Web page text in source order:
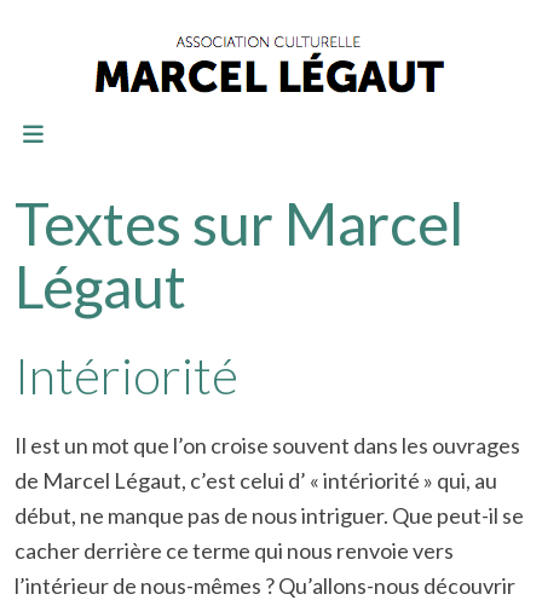
Textes sur Marcel
Légaut
Intériorité
Il est un mot que l’on croise souvent dans les ouvrages
de Marcel Légaut, c’est celui d’ « intériorité » qui, au
début, ne manque pas de nous intriguer. Que peut-il se
cacher derrière ce terme qui nous renvoie vers
l’intérieur de nous-mêmes ? Qu’allons-nous découvrir